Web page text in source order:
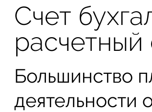
Счет
расчетный
Большинство
деятельности